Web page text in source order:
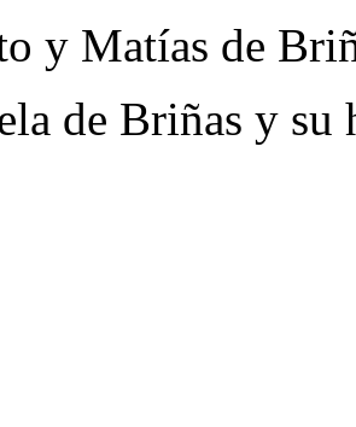
y Matías de
de Briñas y su